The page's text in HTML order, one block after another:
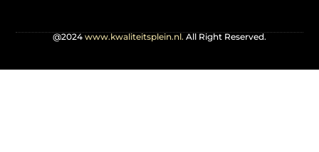
@2024 www.kwaliteitsplein.nl. All Right Reserved.